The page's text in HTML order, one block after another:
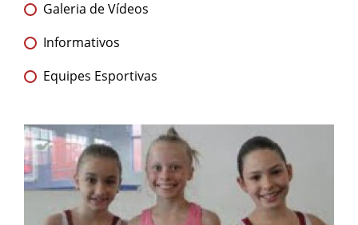
Galeria de Vídeos
Informativos
Equipes Esportivas